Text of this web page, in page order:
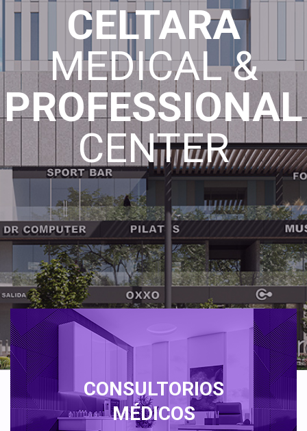
CELTARA
MEDICAL &
PROFESSIONAL
CENTER
CONSULTORIOS
MÉDICOS